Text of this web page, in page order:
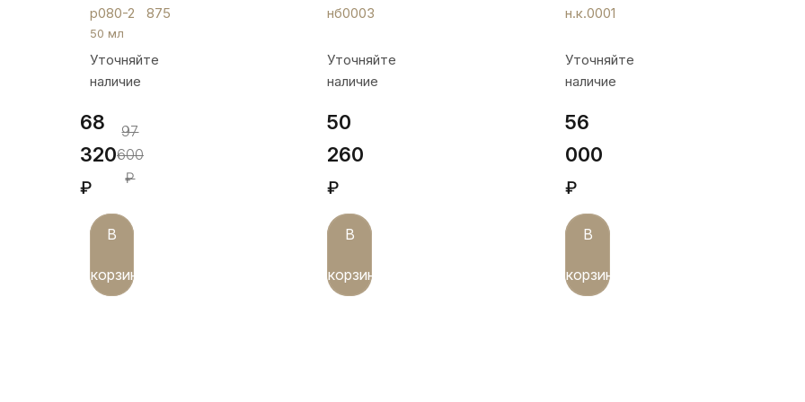
серебряных
рюмок
с
гербом,
р080-
р080-2
875
50 мл
Уточняйте
наличие
68
320
₽
97
600
₽
В
корзину
двоих»,
нб0003
нб0003
Уточняйте
наличие
50
260
₽
В
корзину
н.к.0001
Уточняйте
наличие
56
000
₽
В
корзину